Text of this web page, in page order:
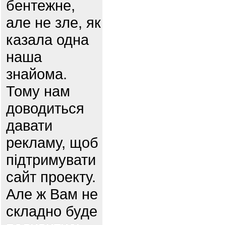
бентежне,
але не зле, як
казала одна
наша
знайома.
Тому нам
доводиться
давати
рекламу, щоб
підтримувати
сайт проекту.
Але ж Вам не
складно буде